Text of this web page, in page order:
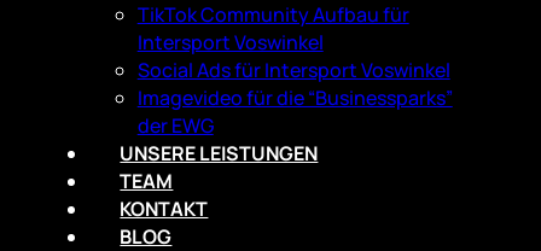
TikTok Community Aufbau für
Intersport Voswinkel
Social Ads für Intersport Voswinkel
Imagevideo für die “Businessparks”
der EWG
UNSERE LEISTUNGEN
TEAM
KONTAKT
BLOG